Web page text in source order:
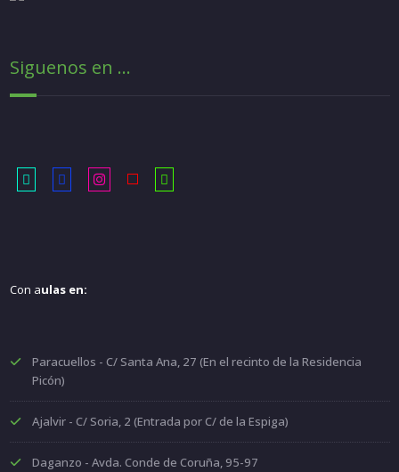
Siguenos en ...
Con aulas en:
Paracuellos - C/ Santa Ana, 27 (En el recinto de la Residencia
Picón)
Ajalvir - C/ Soria, 2 (Entrada por C/ de la Espiga)
Daganzo - Avda. Conde de Coruña, 95-97